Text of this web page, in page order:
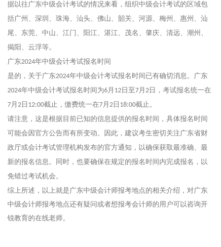
据以往广东中级会计考试的情况来看，组织中级会计考试的区域包
括广州、深圳、珠海、汕头、佛山、韶关、河源、梅州、惠州、汕
尾、东莞、中山、江门、阳江、湛江、茂名、肇庆、清远、潮州、
揭阳、云浮等。
广东2024年中级会计考试报名时间
是的，关于广东2024年中级会计考试报名时间已有确切消息。广东
2024年中级会计考试报名时间为6月 12 日至7月 2 日，考试报名统一在
7月 2 日 12:00截止，缴费统一在7月 2 日 18:00截止。
请注意，这是根据目前已知的信息提供的报名时间，具体报名时间
可能会因官方公告而有所变动。因此，建议考生密切关注广东省财
政厅或会计考试管理机构发布的官方通知，以确保获取最准确、最
新的报名信息。同时，也要确保在规定的报名时间内完成报名，以
免错过考试机会。
综上所述，以上就是广东中级会计师报考地点的相关介绍，对广东
中级会计师报考地点还有疑问或者想报考会计师的用户可以咨询开
锐教育的在线老师。